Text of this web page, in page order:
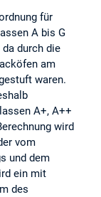
für
A bis G
durch die
am
waren.
A+, A++
wird
vom
und dem
ein mit
des